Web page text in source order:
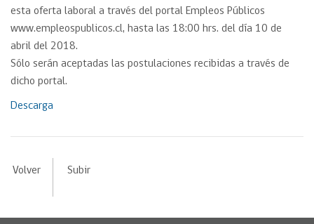
esta oferta laboral a través del portal Empleos Públicos
www.empleospublicos.cl, hasta las 18:00 hrs. del día 10 de
abril del 2018.
Sólo serán aceptadas las postulaciones recibidas a través de
dicho portal.
Descarga
Volver Subir